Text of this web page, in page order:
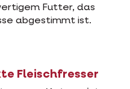
Futter, das
abgestimmt ist.
Fleischfresser